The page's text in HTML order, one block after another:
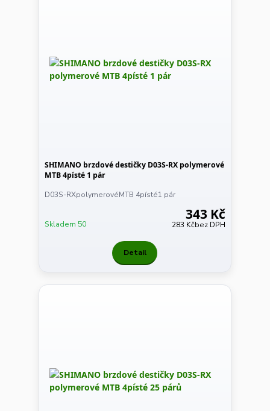
SHIMANO brzdové destičky D03S-RX polymerové
MTB 4písté 1 pár
D03S-RXpolymerovéMTB 4písté1 pár
343 Kč
283 Kčbez DPH
Skladem 50
Detail